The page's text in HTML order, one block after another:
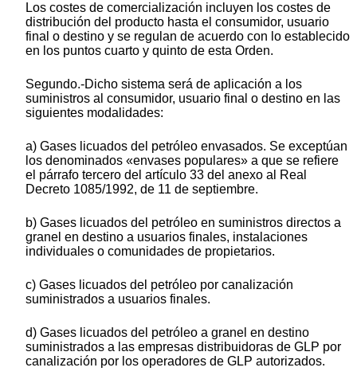
Los costes de comercialización incluyen los costes de
distribución del producto hasta el consumidor, usuario
final o destino y se regulan de acuerdo con lo establecido
en los puntos cuarto y quinto de esta Orden.
Segundo.-Dicho sistema será de aplicación a los
suministros al consumidor, usuario final o destino en las
siguientes modalidades:
a) Gases licuados del petróleo envasados. Se exceptúan
los denominados «envases populares» a que se refiere
el párrafo tercero del artículo 33 del anexo al Real
Decreto 1085/1992, de 11 de septiembre.
b) Gases licuados del petróleo en suministros directos a
granel en destino a usuarios finales, instalaciones
individuales o comunidades de propietarios.
c) Gases licuados del petróleo por canalización
suministrados a usuarios finales.
d) Gases licuados del petróleo a granel en destino
suministrados a las empresas distribuidoras de GLP por
canalización por los operadores de GLP autorizados.